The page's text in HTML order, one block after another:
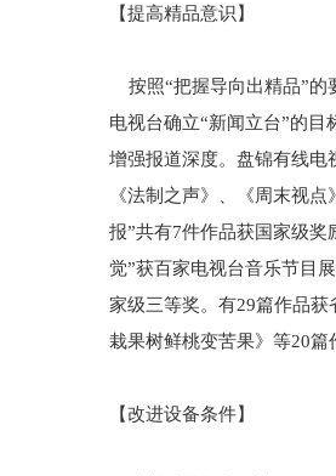
【提高精品意识】
按照“把握导向出精品”的
电视台确立“新闻立台”的
增强报道深度。盘锦有线电
《法制之声》、《周末视
报”共有7件作品获国家级
觉”获百家电视台音乐节目
家级三等奖。有29篇作品
栽果树鲜桃变苦果》等20篇
【改进设备条件】